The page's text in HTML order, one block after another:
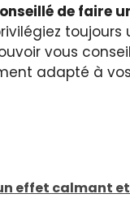
defaire
vous
adapté à
effet calmant